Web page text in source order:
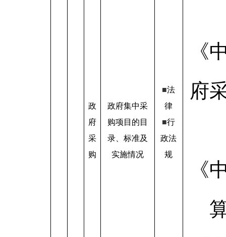
政
府
采
购
政府集中采
购项目的目
录、标准及
实施情况
■法
律
■行
政法
规
《
府
《